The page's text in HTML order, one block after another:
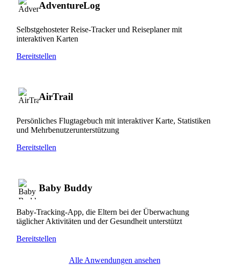
AdventureLog
Selbstgehosteter Reise-Tracker und Reiseplaner mit
interaktiven Karten
Bereitstellen
AirTrail
Persönliches Flugtagebuch mit interaktiver Karte, Statistiken
und Mehrbenutzerunterstützung
Bereitstellen
Baby Buddy
Baby-Tracking-App, die Eltern bei der Überwachung
täglicher Aktivitäten und der Gesundheit unterstützt
Bereitstellen
Alle Anwendungen ansehen